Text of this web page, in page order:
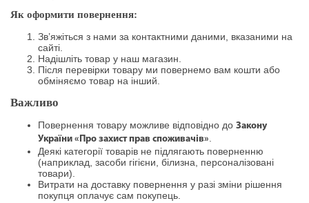
Як оформити повернення:
Зв’яжіться з нами за контактними даними, вказаними на
сайті.
Надішліть товар у наш магазин.
Після перевірки товару ми повернемо вам кошти або
обміняємо товар на інший.
Важливо
Повернення товару можливе відповідно до Закону
України «Про захист прав споживачів».
Деякі категорії товарів не підлягають поверненню
(наприклад, засоби гігієни, білизна, персоналізовані
товари).
Витрати на доставку повернення у разі зміни рішення
покупця оплачує сам покупець.